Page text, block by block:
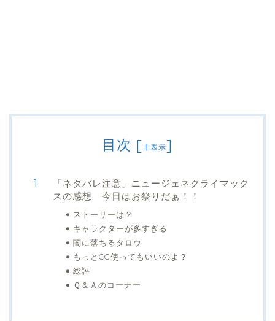
目次 [非表示]
「ネタバレ注意」ニュージェネクライマック
スの感想 今日はお祭りだぁ！！
ストーリーは？
キャラクターが多すぎる
闇に落ちるタロウ
もっとCG使ってもいいのよ？
総評
Ｑ＆Ａのコーナー